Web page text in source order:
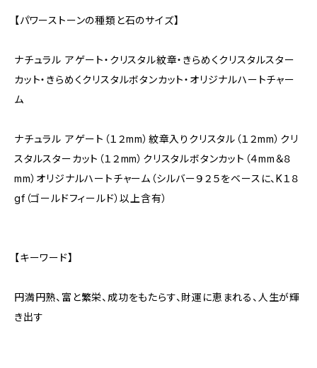
【パワーストーンの種類と石のサイズ】
ナチュラル アゲート・クリスタル紋章・きらめくクリスタルスター
カット・きらめくクリスタルボタンカット・オリジナルハートチャー
ム
ナチュラル アゲート（１２mm）紋章入りクリスタル（１２mm）クリ
スタルスターカット（１２mm）クリスタルボタンカット（４mm＆８
mm）オリジナルハートチャーム（シルバー９２５をベースに、K１８
gf（ゴールドフィールド）以上含有）
【キーワード】
円満円熟、富と繁栄、成功をもたらす、財運に恵まれる、人生が輝
き出す